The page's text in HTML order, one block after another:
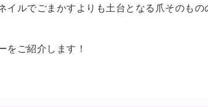
イルでごまかすよりも土台となる爪そのもの
をご紹介します！